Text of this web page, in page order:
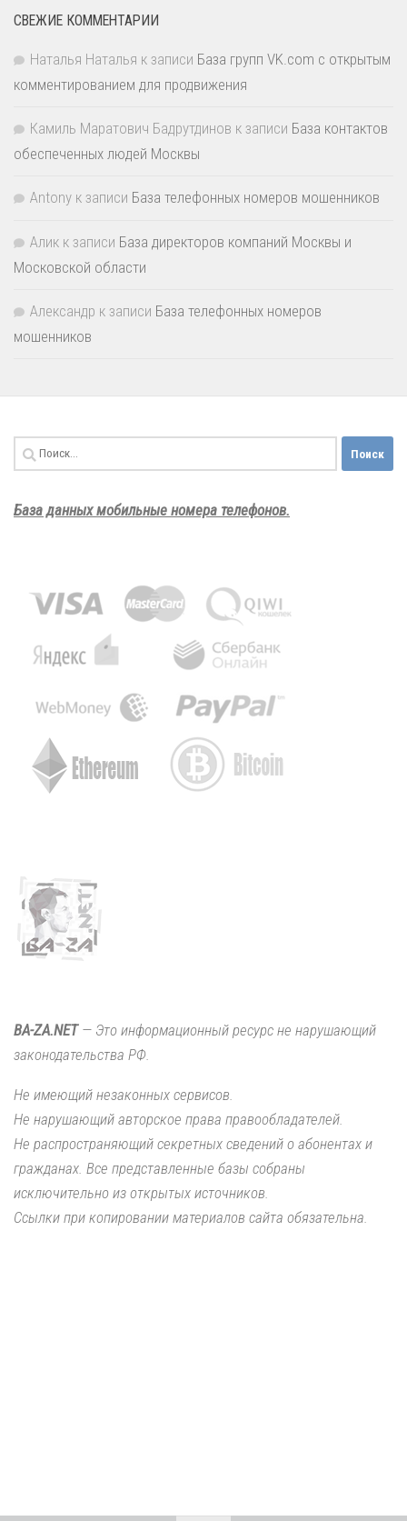
СВЕЖИЕ КОММЕНТАРИИ
Наталья Наталья к записи База групп VK.com с открытым
комментированием для продвижения
Камиль Маратович Бадрутдинов к записи База контактов
обеспеченных людей Москвы
Antony к записи База телефонных номеров мошенников
Алик к записи База директоров компаний Москвы и
Московской области
Александр к записи База телефонных номеров
мошенников
Найти:
База данных мобильные номера телефонов.
BA-ZA.NET— Это информационный ресурс не нарушающий
законодательства РФ.
Не имеющий незаконных сервисов.
Не нарушающий авторское права правообладателей.
Не распространяющий секретных сведений о абонентах и
гражданах. Все представленные базы собраны
исключительно из открытых источников.
Ссылки при копировании материалов сайта обязательна.